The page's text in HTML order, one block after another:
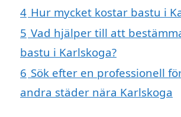
4 Hur mycket kostar bastu i
5 Vad hjälper till att
bastu i Karlskoga?
6 Sök efter en professionell
andra städer nära Karlskoga